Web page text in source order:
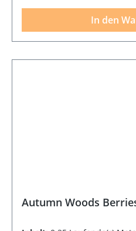
In den
Autumn Woods